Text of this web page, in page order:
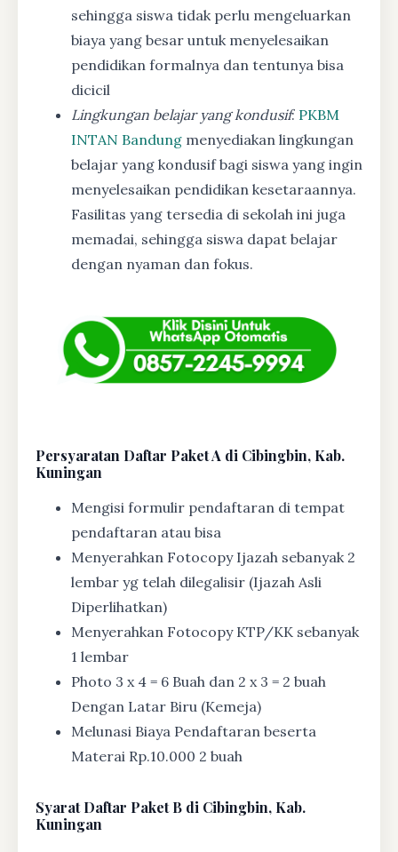
sehingga siswa tidak perlu mengeluarkan
biaya yang besar untuk menyelesaikan
pendidikan formalnya dan tentunya bisa
dicicil
Lingkungan belajar yang kondusif: PKBM
INTAN Bandung menyediakan lingkungan
belajar yang kondusif bagi siswa yang ingin
menyelesaikan pendidikan kesetaraannya.
Fasilitas yang tersedia di sekolah ini juga
memadai, sehingga siswa dapat belajar
dengan nyaman dan fokus.
Persyaratan Daftar Paket A di Cibingbin, Kab.
Kuningan
Mengisi formulir pendaftaran di tempat
pendaftaran atau bisa
Menyerahkan Fotocopy Ijazah sebanyak 2
lembar yg telah dilegalisir (Ijazah Asli
Diperlihatkan)
Menyerahkan Fotocopy KTP/KK sebanyak
1 lembar
Photo 3 x 4 = 6 Buah dan 2 x 3 = 2 buah
Dengan Latar Biru (Kemeja)
Melunasi Biaya Pendaftaran beserta
Materai Rp.10.000 2 buah
SyaratDaftar Paket B di Cibingbin, Kab.
Kuningan